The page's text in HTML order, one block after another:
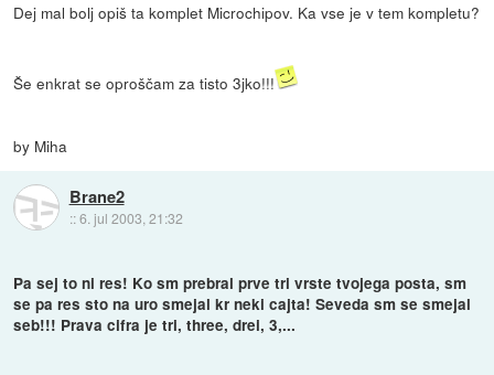
Dej mal bolj opiš ta komplet Microchipov. Ka vse je v tem kompletu?
Še enkrat se oproščam za tisto 3jko!!!
by Miha
Brane2
::6. jul 2003, 21:32
Pa sej to ni res! Ko sm prebral prve tri vrste tvojega posta, sm
se pa res sto na uro smejal kr neki cajta! Seveda sm se smejal
seb!!! Prava cifra je tri, three, drei, 3,...